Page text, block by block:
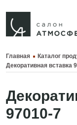
Главная Каталог
Декоративная вставка
97010-7